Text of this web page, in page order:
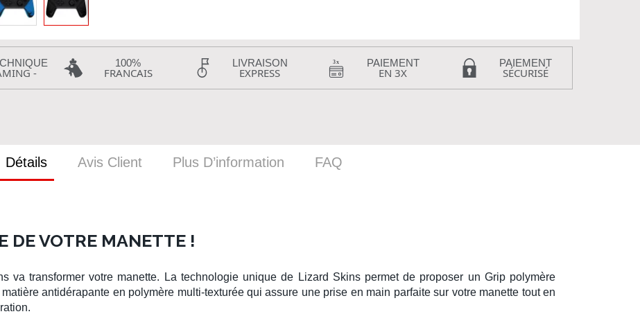
-
100%
FRANCAIS
LIVRAISON
EXPRESS
PAIEMENT
EN 3X
PAIEMENT
SÉCURISÉ
Détails
DE VOTRE MANETTE !
va transformer votre manette. La technologie unique de Lizard Skins permet de proposer un Grip polymère
antidérapante en polymère multi-texturée qui assure une prise en main parfaite sur votre manette tout en
Avis Client Plus D’information FAQ